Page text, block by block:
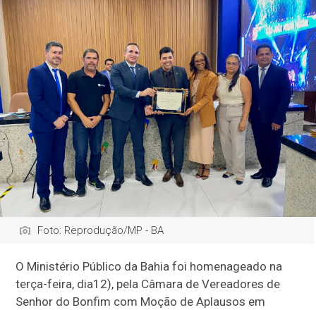
Foto: Reprodução/MP - BA
O Ministério Público da Bahia foi homenageado na
terça-feira, dia12), pela Câmara de Vereadores de
Senhor do Bonfim com Moção de Aplausos em